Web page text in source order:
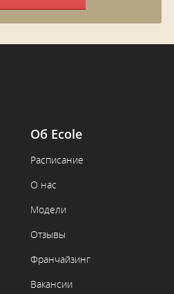
Об Ecole
Расписание
О нас
Модели
Отзывы
Франчайзинг
Вакансии